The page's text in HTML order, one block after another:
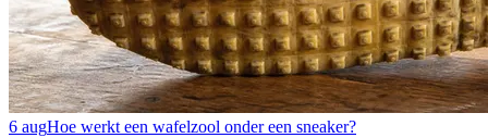
6 augHoe werkt een wafelzool onder een sneaker?